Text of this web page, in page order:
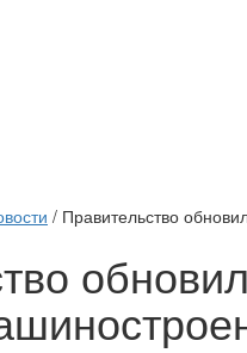
/ Правительство